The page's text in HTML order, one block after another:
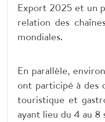
Export 2025 et un
relation des
mondiales.
En parallèle,
ont participé à des
touristique et
ayant lieu du 4 au 8